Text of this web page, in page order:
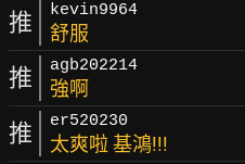
推 kevin9964
舒服
推 agb202214
強啊
推 er520230
太爽啦 基鴻!!!